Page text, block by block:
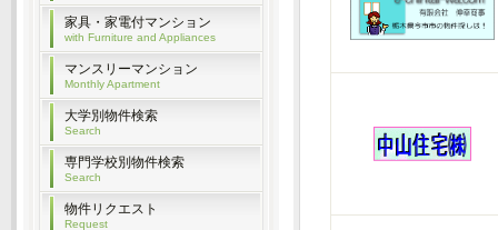
家具・家電付マンション
with Furniture and Appliances
マンスリーマンション
Monthly Apartment
大学別物件検索
Search
専門学校別物件検索
Search
物件リクエスト
Request